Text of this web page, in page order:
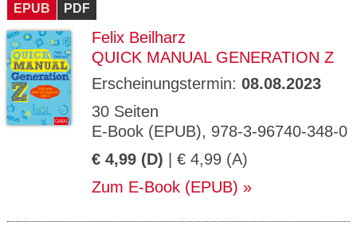
EPUB PDF
Felix Beilharz
QUICK MANUAL GENERATION Z
Erscheinungstermin: 08.08.2023
30 Seiten
E-Book (EPUB), 978-3-96740-348-0
€ 4,99 (D) | € 4,99 (A)
Zum E-Book (EPUB)